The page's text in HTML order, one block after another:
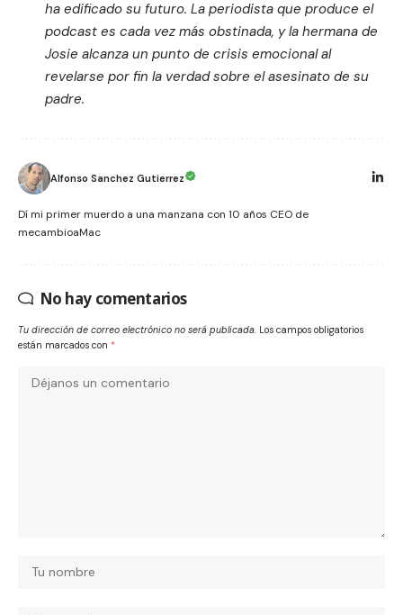
ha edificado su futuro. La periodista que produce el
podcast es cada vez más obstinada, y la hermana de
Josie alcanza un punto de crisis emocional al
revelarse por fin la verdad sobre el asesinato de su
padre.
Alfonso Sanchez Gutierrez
Dí mi primer muerdo a una manzana con 10 años CEO de
mecambioaMac
No hay comentarios
Tu dirección de correo electrónico no será publicada. Los campos obligatorios
están marcados con *